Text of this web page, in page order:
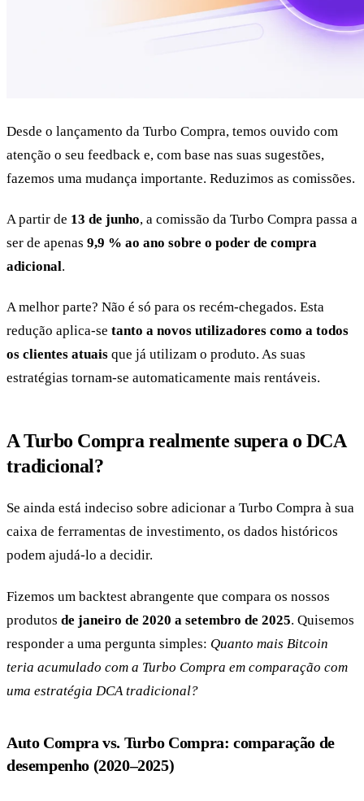
Desde o lançamento da Turbo Compra, temos ouvido com
atenção o seu feedback e, com base nas suas sugestões,
fazemos uma mudança importante. Reduzimos as comissões.
A partir de 13 de junho, a comissão da Turbo Compra passa a
ser de apenas 9,9 % ao ano sobre o poder de compra
adicional.
A melhor parte? Não é só para os recém-chegados. Esta
redução aplica-se tanto a novos utilizadores como a todos
os clientes atuais que já utilizam o produto. As suas
estratégias tornam-se automaticamente mais rentáveis.
A Turbo Compra realmente supera o DCA
tradicional?
Se ainda está indeciso sobre adicionar a Turbo Compra à sua
caixa de ferramentas de investimento, os dados históricos
podem ajudá-lo a decidir.
Fizemos um backtest abrangente que compara os nossos
produtos de janeiro de 2020 a setembro de 2025. Quisemos
responder a uma pergunta simples: Quanto mais Bitcoin
teria acumulado com a Turbo Compra em comparação com
uma estratégia DCA tradicional?
Auto Compra vs. Turbo Compra: comparação de
desempenho (2020–2025)